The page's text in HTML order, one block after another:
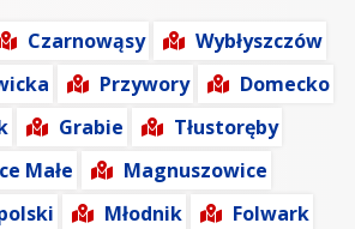
Czarnowąsy
Wybłyszczów
Przywory
Domecko
Grabie
Tłustoręby
Małe
Magnuszowice
Młodnik
Folwark